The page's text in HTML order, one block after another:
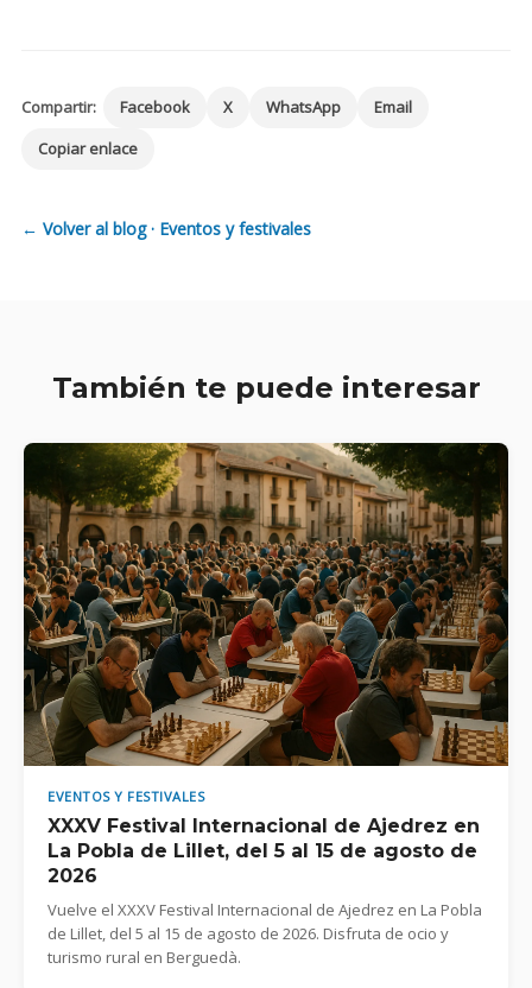
Compartir: Facebook X WhatsApp
Email
Copiar enlace
← Volver al blog · Eventos y festivales
También te puede interesar
EVENTOS Y FESTIVALES
XXXV Festival Internacional de Ajedrez en
La Pobla de Lillet, del 5 al 15 de agosto de
2026
Vuelve el XXXV Festival Internacional de Ajedrez en La Pobla
de Lillet, del 5 al 15 de agosto de 2026. Disfruta de ocio y
turismo rural en Berguedà.